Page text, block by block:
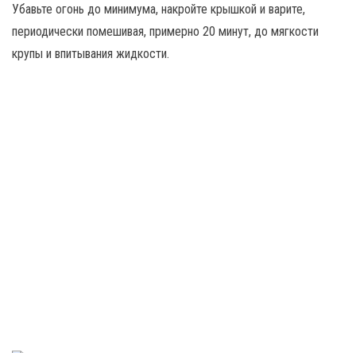
Убавьте огонь до минимума, накройте крышкой и варите,
периодически помешивая, примерно 20 минут, до мягкости
крупы и впитывания жидкости.